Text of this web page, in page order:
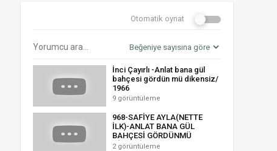
Otomatik oynat
İnci Çayırlı -Anlat bana gül
bahçesi gördün mü dikensiz/
1966
9 görüntüleme
968-SAFİYE AYLA(NETTE
İLK)-ANLAT BANA GÜL
BAHÇESİ GÖRDÜNMÜ
DİKENSİZ(TAŞ PLAK)
2 görüntüleme